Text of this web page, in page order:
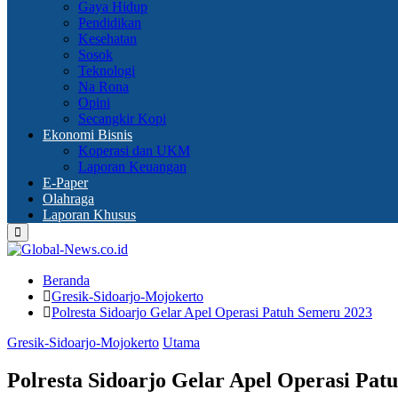
Gaya Hidup
Pendidikan
Kesehatan
Sosok
Teknologi
Na Rona
Opini
Secangkir Kopi
Ekonomi Bisnis
Koperasi dan UKM
Laporan Keuangan
E-Paper
Olahraga
Laporan Khusus
Primary
Menu
Beranda
Gresik-Sidoarjo-Mojokerto
Polresta Sidoarjo Gelar Apel Operasi Patuh Semeru 2023
Gresik-Sidoarjo-Mojokerto Utama
Polresta Sidoarjo Gelar Apel Operasi